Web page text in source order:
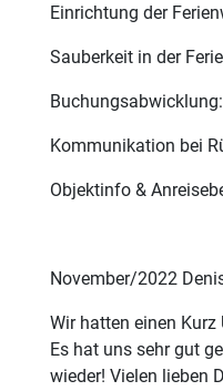
Einrichtung der
Sauberkeit in der
Kommunikation bei
Objektinfo &
November/2022
Wir hatten einen Kurz
Es hat uns sehr gut
wieder! Vielen lieben